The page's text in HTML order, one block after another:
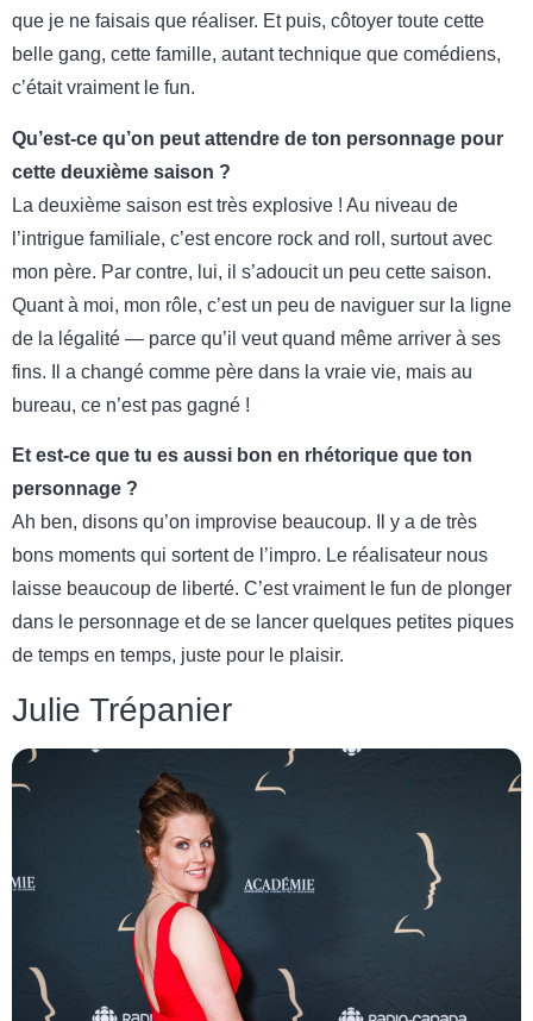
que je ne faisais que réaliser. Et puis, côtoyer toute cette
belle gang, cette famille, autant technique que comédiens,
c’était vraiment le fun.
Qu’est-ce qu’on peut attendre de ton personnage pour
cette deuxième saison ?
La deuxième saison est très explosive ! Au niveau de
l’intrigue familiale, c’est encore rock and roll, surtout avec
mon père. Par contre, lui, il s’adoucit un peu cette saison.
Quant à moi, mon rôle, c’est un peu de naviguer sur la ligne
de la légalité — parce qu’il veut quand même arriver à ses
fins. Il a changé comme père dans la vraie vie, mais au
bureau, ce n’est pas gagné !
Et est-ce que tu es aussi bon en rhétorique que ton
personnage ?
Ah ben, disons qu’on improvise beaucoup. Il y a de très
bons moments qui sortent de l’impro. Le réalisateur nous
laisse beaucoup de liberté. C’est vraiment le fun de plonger
dans le personnage et de se lancer quelques petites piques
de temps en temps, juste pour le plaisir.
Julie Trépanier